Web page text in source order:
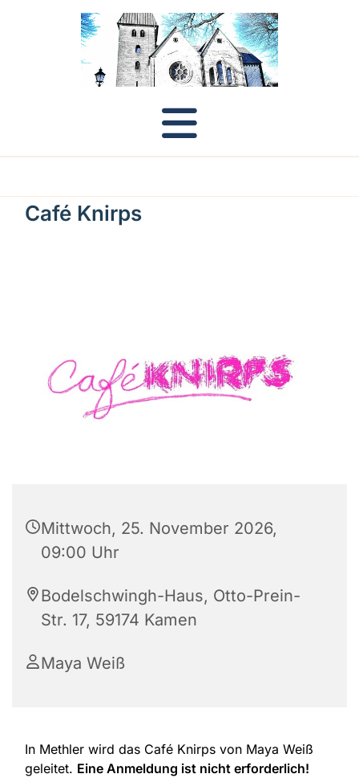
Café Knirps
Mittwoch, 25. November 2026,
09:00 Uhr
Bodelschwingh-Haus, Otto-Prein-
Str. 17, 59174 Kamen
Maya Weiß
In Methler wird das Café Knirps von Maya Weiß
geleitet. Eine Anmeldung ist nicht erforderlich!